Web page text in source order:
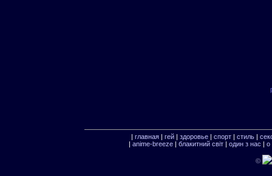
| главная| гей| здоровье| спорт| стиль|
| anime-breeze| блакитний свiт| один з нас | о
©